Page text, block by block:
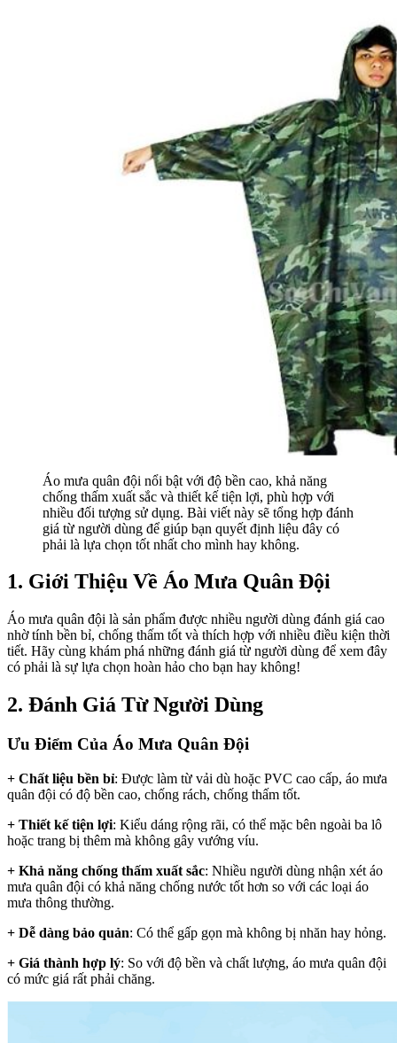
Áo mưa quân đội nổi bật với độ bền cao, khả năng
chống thấm xuất sắc và thiết kế tiện lợi, phù hợp với
nhiều đối tượng sử dụng. Bài viết này sẽ tổng hợp đánh
giá từ người dùng để giúp bạn quyết định liệu đây có
phải là lựa chọn tốt nhất cho mình hay không.
1. Giới Thiệu Về Áo Mưa Quân Đội
Áo mưa quân đội là sản phẩm được nhiều người dùng đánh giá cao
nhờ tính bền bỉ, chống thấm tốt và thích hợp với nhiều điều kiện thời
tiết. Hãy cùng khám phá những đánh giá từ người dùng để xem đây
có phải là sự lựa chọn hoàn hảo cho bạn hay không!
2. Đánh Giá Từ Người Dùng
Ưu Điểm Của Áo Mưa Quân Đội
+ Chất liệu bền bỉ: Được làm từ vải dù hoặc PVC cao cấp, áo mưa
quân đội có độ bền cao, chống rách, chống thấm tốt.
+ Thiết kế tiện lợi: Kiểu dáng rộng rãi, có thể mặc bên ngoài ba lô
hoặc trang bị thêm mà không gây vướng víu.
+ Khả năng chống thấm xuất sắc: Nhiều người dùng nhận xét áo
mưa quân đội có khả năng chống nước tốt hơn so với các loại áo
mưa thông thường.
+ Dễ dàng bảo quản: Có thể gấp gọn mà không bị nhăn hay hỏng.
+ Giá thành hợp lý: So với độ bền và chất lượng, áo mưa quân đội
có mức giá rất phải chăng.